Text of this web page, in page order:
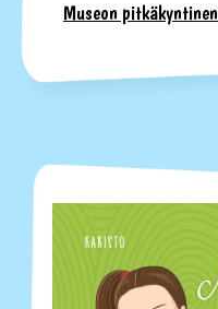
Museon pitkäkyntinen